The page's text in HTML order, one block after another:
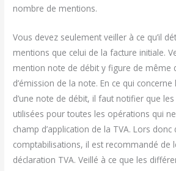
nombre de mentions.
Vous devez seulement veiller à ce qu’il
mentions que celui de la facture initiale.
mention note de débit y figure de même
d’émission de la note. En ce qui
d’une note de débit, il faut notifier que
utilisées pour toutes les opérations qui
champ d’application de la TVA. Lors donc
comptabilisations, il est recommandé de
déclaration TVA. Veillé à ce que les